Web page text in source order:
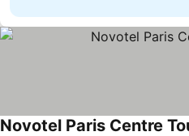
Novotel Paris Centre